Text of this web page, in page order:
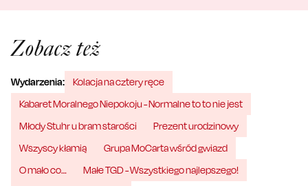
Zobacz też
Wydarzenia:
Kolacja na cztery ręce
Kabaret Moralnego Niepokoju - Normalne to to nie jest
Młody Stuhr u bram starości
Prezent urodzinowy
Wszyscy kłamią
Grupa MoCarta wśród gwiazd
O mało co…
Małe TGD - Wszystkiego najlepszego!